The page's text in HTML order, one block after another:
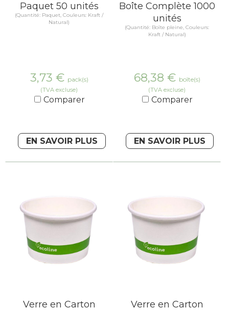
Paquet 50 unités
(Quantité: Paquet, Couleurs: Kraft /
Natural)
3,73 € pack(s)
(TVA excluse)
Comparer
EN SAVOIR PLUS
Boîte Complète 1000
unités
(Quantité: Boîte pleine, Couleurs:
Kraft / Natural)
68,38 € boîte(s)
(TVA excluse)
Comparer
EN SAVOIR PLUS
Verre en Carton
Verre en Carton